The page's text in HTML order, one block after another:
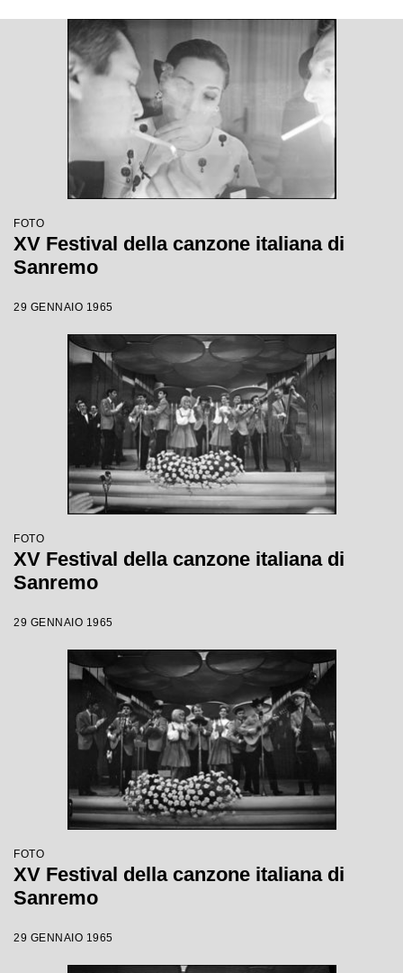
FOTO
XV Festival della canzone italiana di
Sanremo
29 GENNAIO 1965
FOTO
XV Festival della canzone italiana di
Sanremo
29 GENNAIO 1965
FOTO
XV Festival della canzone italiana di
Sanremo
29 GENNAIO 1965